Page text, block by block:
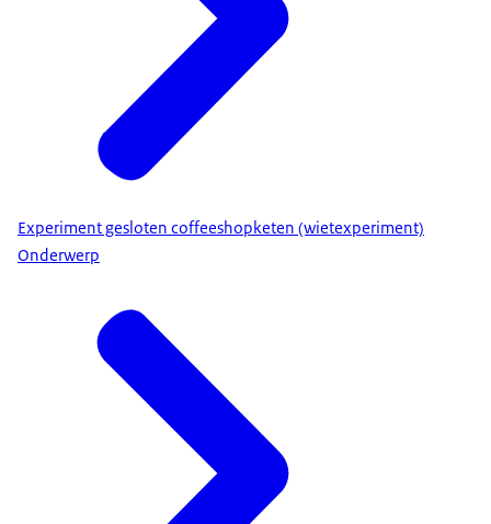
Experiment gesloten coffeeshopketen (wietexperiment)
Onderwerp